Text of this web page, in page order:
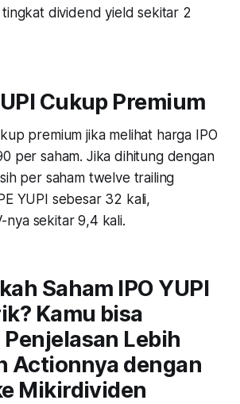
dividend yield sekitar 2
Cukup Premium
premium jika melihat harga IPO
per saham. Jika dihitung dengan
per saham twelve trailing
YUPI sebesar 32 kali,
nya sekitar 9,4 kali.
Saham IPO YUPI
Kamu bisa
Lebih
Actionnya dengan
Mikirdividen